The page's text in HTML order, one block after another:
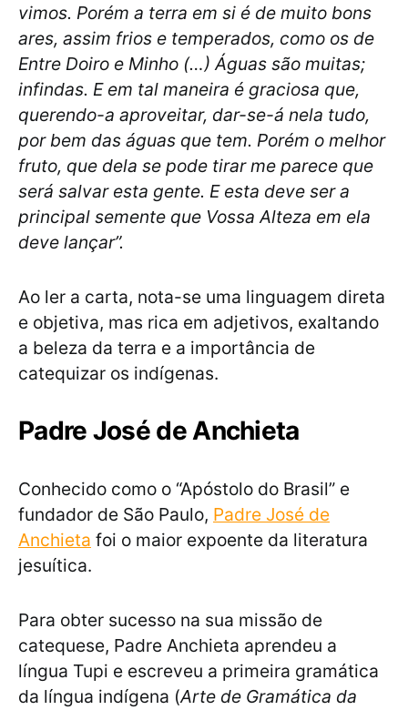
vimos. Porém a terra em si é de muito bons
ares, assim frios e temperados, como os de
Entre Doiro e Minho (…) Águas são muitas;
infindas. E em tal maneira é graciosa que,
querendo-a aproveitar, dar-se-á nela tudo,
por bem das águas que tem. Porém o melhor
fruto, que dela se pode tirar me parece que
será salvar esta gente. E esta deve ser a
principal semente que Vossa Alteza em ela
deve lançar”.
Ao ler a carta, nota-se uma linguagem direta
e objetiva, mas rica em adjetivos, exaltando
a beleza da terra e a importância de
catequizar os indígenas.
Padre José de Anchieta
Conhecido como o “Apóstolo do Brasil” e
fundador de São Paulo, Padre José de
Anchieta foi o maior expoente da literatura
jesuítica.
Para obter sucesso na sua missão de
catequese, Padre Anchieta aprendeu a
língua Tupi e escreveu a primeira gramática
da língua indígena (Arte de Gramática da